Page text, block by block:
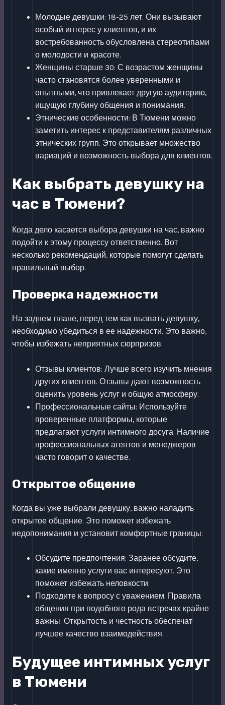
Молодые девушки: 18-25 лет. Они вызывают
особый интерес у клиентов, и их
востребованность обусловлена стереотипами
о молодости и красоте.
Женщины старше 30: С возрастом женщины
часто становятся более уверенными и
опытными, что привлекает другую аудиторию,
ищущую глубину общения и понимания.
Этнические особенности: В Тюмени можно
заметить интерес к представителям различных
этнических групп. Это открывает множество
вариаций и возможность выбора для клиентов.
Как выбрать девушку на
час в Тюмени?
Когда дело касается выбора девушки на час, важно
подойти к этому процессу ответственно. Вот
несколько рекомендаций, которые помогут сделать
правильный выбор.
Проверка надежности
На заднем плане, перед тем как вызвать девушку,
необходимо убедиться в ее надежности. Это важно,
чтобы избежать неприятных сюрпризов:
Отзывы клиентов: Лучше всего изучить мнения
других клиентов. Отзывы дают возможность
оценить уровень услуг и общую атмосферу.
Профессиональные сайты: Используйте
проверенные платформы, которые
предлагают услуги интимного досуга. Наличие
профессиональных агентов и менеджеров
часто говорит о качестве.
Открытое общение
Когда вы уже выбрали девушку, важно наладить
открытое общение. Это поможет избежать
недопонимания и установит комфортные границы:
Обсудите предпочтения: Заранее обсудите,
какие именно услуги вас интересуют. Это
поможет избежать неловкости.
Подходите к вопросу с уважением: Правила
общения при подобного рода встречах крайне
важны. Открытость и честность обеспечат
лучшее качество взаимодействия.
Будущее интимных услуг
в Тюмени